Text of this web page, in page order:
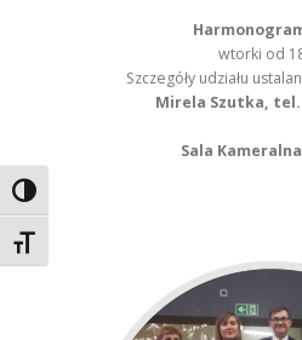
Toggle High Contrast
Toggle Font size
wtorki od
Szczegóły udziału
Mirela Szutka, tel.
Sala